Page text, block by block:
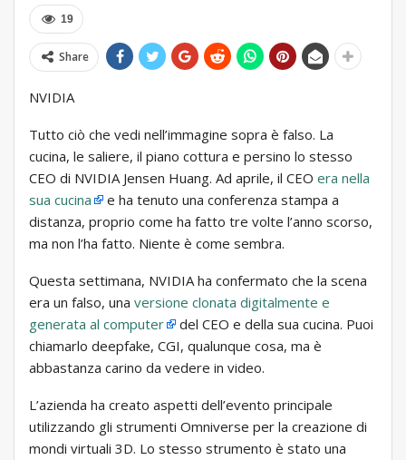
19
Share
NVIDIA
Tutto ciò che vedi nell’immagine sopra è falso. La
cucina, le saliere, il piano cottura e persino lo stesso
CEO di NVIDIA Jensen Huang. Ad aprile, il CEO era nella
sua cucina
e ha tenuto una conferenza stampa a
distanza, proprio come ha fatto tre volte l’anno scorso,
ma non l’ha fatto. Niente è come sembra.
Questa settimana, NVIDIA ha confermato che la scena
era un falso, una versione clonata digitalmente e
generata al computer
del CEO e della sua cucina. Puoi
chiamarlo deepfake, CGI, qualunque cosa, ma è
abbastanza carino da vedere in video.
L’azienda ha creato aspetti dell’evento principale
utilizzando gli strumenti Omniverse per la creazione di
mondi virtuali 3D. Lo stesso strumento è stato una